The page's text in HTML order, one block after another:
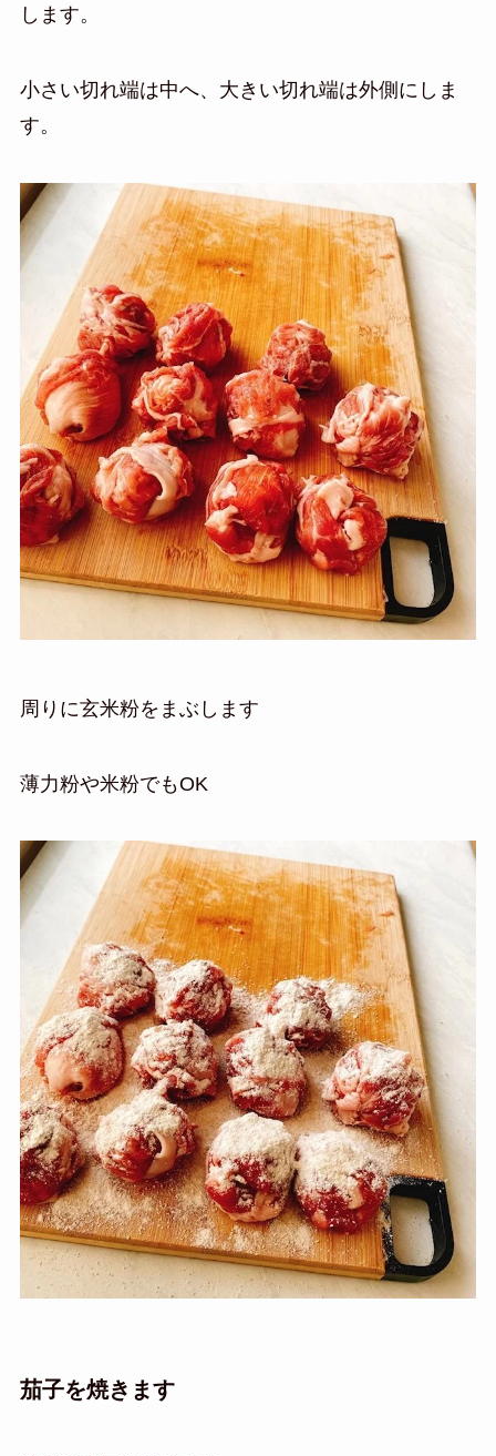
します。
小さい切れ端は中へ、大きい切れ端は外側にしま
す。
周りに玄米粉をまぶします
薄力粉や米粉でもOK
茄子を焼きます